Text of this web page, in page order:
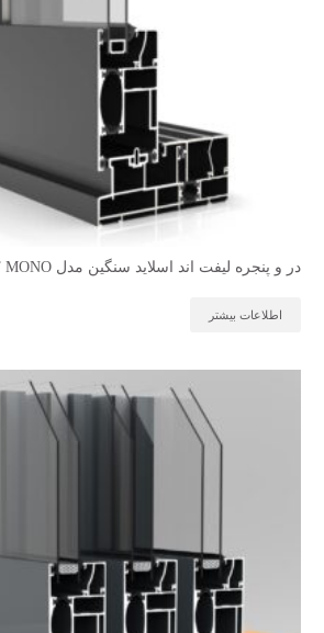
در و پنجره لیفت اند اسلاید سنگین مدل TH LIFT MONO
اطلاعات بیشتر